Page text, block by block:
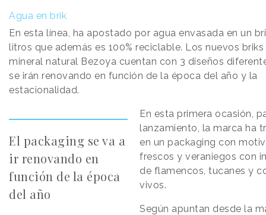
Agua en brik
En esta línea, ha apostado por agua envasada en un
litros que además es 100% reciclable. Los nuevos
mineral natural Bezoya cuentan con 3 diseños
se irán renovando en función de la época del año y la
estacionalidad.
El packaging se va a
ir renovando en
función de la época
del año
En esta primera ocasión,
lanzamiento, la marca ha
en un packaging con
frescos y veraniegos con
de flamencos, tucanes y
vivos.
Según apuntan desde la